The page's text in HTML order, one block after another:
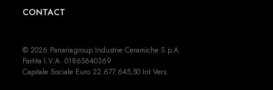
CONTACT
© 2026 Panariagroup Industrie Ceramiche S.p.A.
Partita I.V.A. 01865640369
Capitale Sociale Euro 22.677.645,50 Int.Vers.